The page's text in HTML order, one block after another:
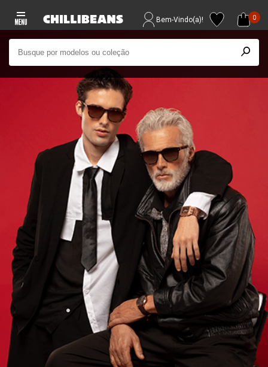
Bem-Vindo(a)! 0